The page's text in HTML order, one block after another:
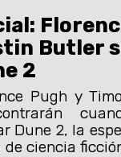
Butler
2
Pugh y
Dune 2, la
de ciencia